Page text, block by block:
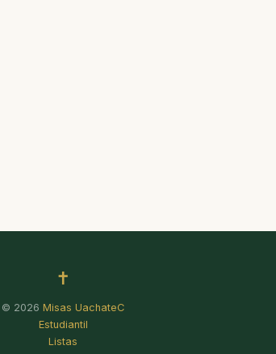
✝
© 2026 Misas UachateC
Estudiantil
Listas